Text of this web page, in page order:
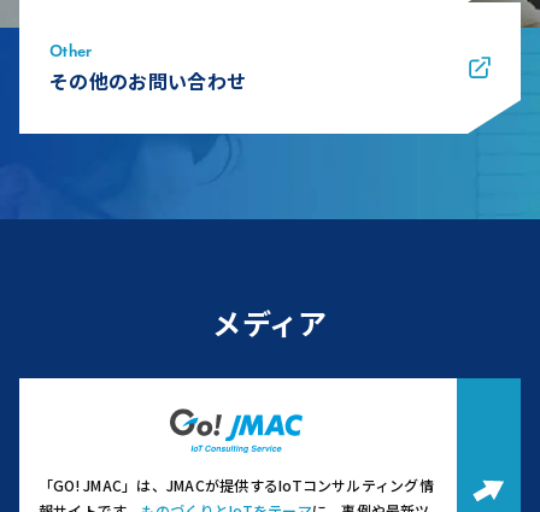
Other
その他のお問い合わせ
メディア
「GO! JMAC」は、JMACが提供するIoTコンサルティング情